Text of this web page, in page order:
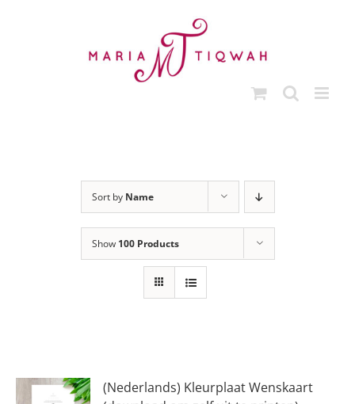
Sort by Name
Show 100 Products
(Nederlands) Kleurplaat Wenskaart